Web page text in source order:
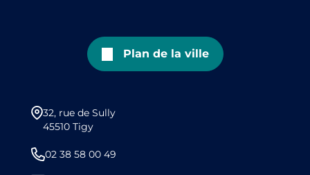
Plan de la ville
32, rue de Sully
45510 Tigy
02 38 58 00 49